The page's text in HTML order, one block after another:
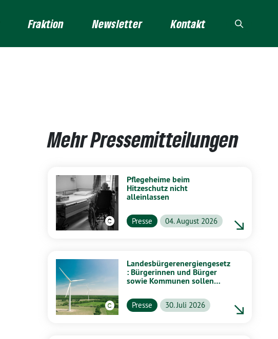
Fraktion Newsletter Kontakt
Mehr Pressemitteilungen
Pflegeheime beim
Hitzeschutz nicht
alleinlassen
Presse 04. August 2026
Landesbürgerenergiengesetz
: Bürgerinnen und Bürger
sowie Kommunen sollen
profitieren
Presse 30. Juli 2026